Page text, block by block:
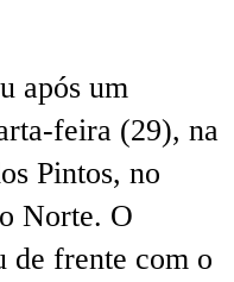
após um
feira (29), na
Pintos, no
Norte. O
de frente com o